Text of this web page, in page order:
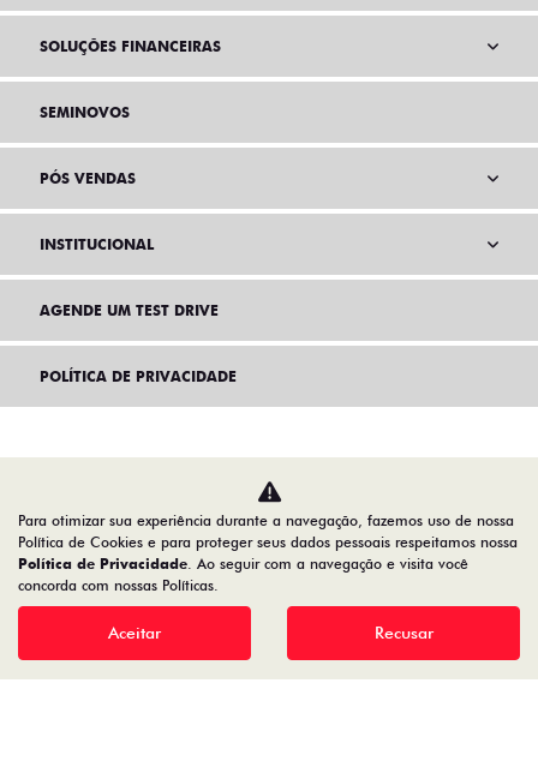
SOLUÇÕES FINANCEIRAS
SEMINOVOS
PÓS VENDAS
INSTITUCIONAL
AGENDE UM TEST DRIVE
POLÍTICA DE PRIVACIDADE
Para otimizar sua experiência durante a navegação, fazemos uso de nossa
Política de Cookies e para proteger seus dados pessoais respeitamos nossa
Política de Privacidade. Ao seguir com a navegação e visita você
concorda com nossas Políticas.
Aceitar Recusar